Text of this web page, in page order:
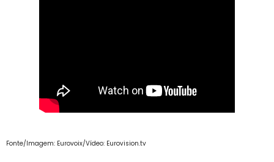
Fonte/Imagem: Eurovoix/Vídeo: Eurovision.tv